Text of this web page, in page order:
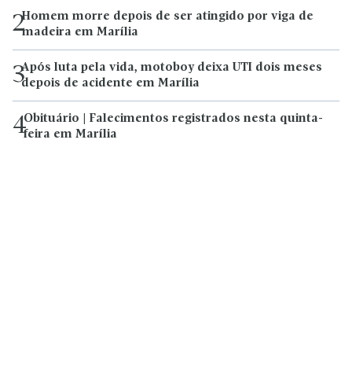
2Homem morre depois de ser atingido por viga de
madeira em Marília
3Após luta pela vida, motoboy deixa UTI dois meses
depois de acidente em Marília
4Obituário | Falecimentos registrados nesta quinta-
feira em Marília